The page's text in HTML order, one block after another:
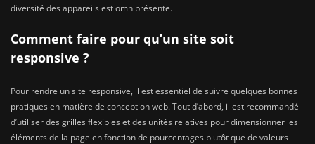
diversité des appareils est omniprésente.
Comment faire pour qu’un site soit
responsive ?
Pour rendre un site responsive, il est essentiel de suivre quelques bonnes
pratiques en matière de conception web. Tout d’abord, il est recommandé
d’utiliser des grilles flexibles et des unités relatives pour dimensionner les
éléments de la page en fonction de pourcentages plutôt que de valeurs